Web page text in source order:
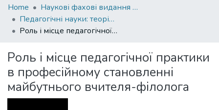
Communities
&
Collections
Statistics
Home
Наукові фахові видання СумДПУ
Педагогічні науки: теорія, історія, інноваційні технології
Роль і місце педагогічної практики в професійному становленні майбутнього вчителя-філолога
Роль і місце педагогічної практики
в професійному становленні
майбутнього вчителя-філолога